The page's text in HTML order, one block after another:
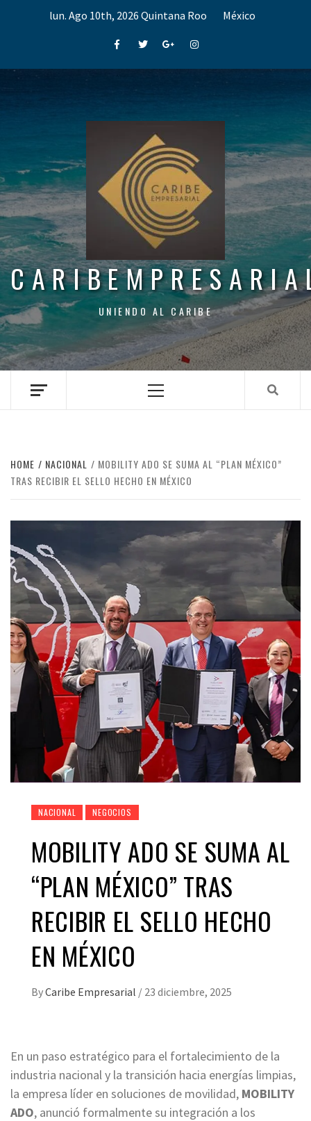
lun. Ago 10th, 2026 Quintana Roo México
FacebookTwitterGoogle+Instagram
UNIENDO AL CARIBE
Menu
HOME NACIONAL
MOBILITY ADO SE SUMA AL “PLAN MÉXICO”
TRAS RECIBIR EL SELLO HECHO EN MÉXICO
NACIONAL NEGOCIOS
MOBILITY ADO SE SUMA AL
“PLAN MÉXICO” TRAS
RECIBIR EL SELLO HECHO
EN MÉXICO
ByCaribe Empresarial / 23 diciembre, 2025
En un paso estratégico para el fortalecimiento de la
industria nacional y la transición hacia energías limpias,
la empresa líder en soluciones de movilidad, MOBILITY
ADO, anunció formalmente su integración a los